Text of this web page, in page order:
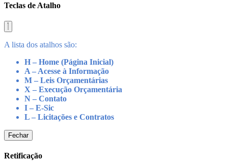
Teclas de Atalho
A lista dos atalhos são:
H – Home (Página Inicial)
A – Acesse à Informação
M – Leis Orçamentárias
X – Execução Orçamentária
N – Contato
I – E-Sic
L – Licitações e Contratos
Fechar
Retificação